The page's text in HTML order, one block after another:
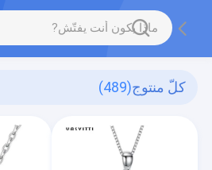
كلّ منتوج(489)